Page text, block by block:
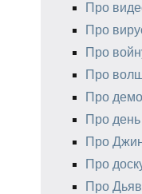
Про
Про
Про
Про
Про
Про день
Про
Про
Про